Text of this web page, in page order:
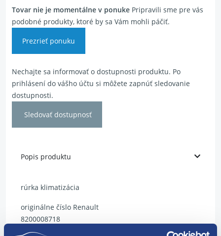
Tovar nie je momentálne v ponuke Pripravili sme pre vás
podobné produkty, ktoré by sa Vám mohli páčiť.
Prezrieť ponuku
Nechajte sa informovať o dostupnosti produktu. Po
prihlásení do vášho účtu si môžete zapnúť sledovanie
dostupnosti.
Sledovať dostupnosť
Popis produktu
rúrka klimatizácia
originálne číslo Renault
8200008718
8200067229